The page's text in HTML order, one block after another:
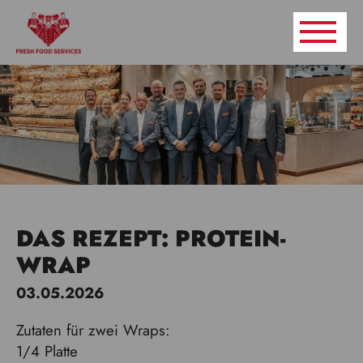
DAS REZEPT: PROTEIN-
WRAP
03.05.2026
Zutaten für zwei Wraps:
1/4 Platte